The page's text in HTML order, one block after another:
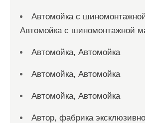
Автомойка с
Автомойка с шиномонтажной
Автомойка, Автомойка
Автомойка, Автомойка
Автомойка, Автомойка
Автор, фабрика